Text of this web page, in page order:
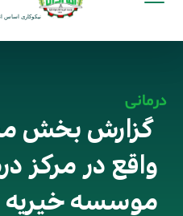
درمانی
گزارش بخش
واقع در مرکز
موسسه خیریه